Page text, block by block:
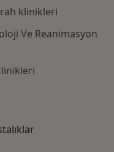
klinikleri
Ve Reanimasyon